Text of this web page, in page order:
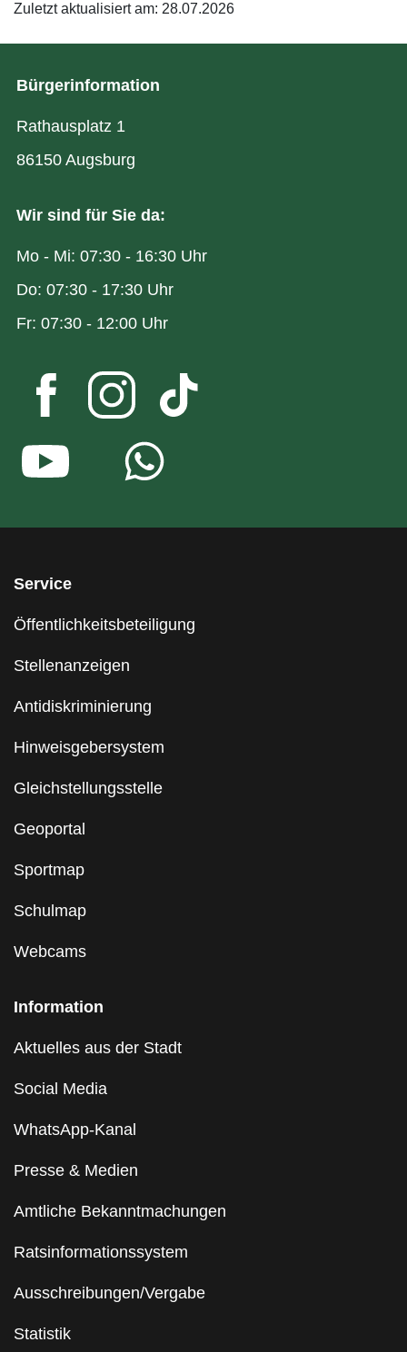
Zuletzt aktualisiert am: 28.07.2026
Service
Öffentlichkeitsbeteiligung
Stellenanzeigen
Antidiskriminierung
Hinweisgebersystem
Gleichstellungsstelle
Geoportal
Sportmap
Schulmap
Webcams
Information
Aktuelles aus der Stadt
Social Media
WhatsApp-Kanal
Presse & Medien
Amtliche Bekanntmachungen
Ratsinformationssystem
Ausschreibungen/Vergabe
Statistik
Bürgerinformation
Rathausplatz 1
86150 Augsburg
Wir sind für Sie da:
Mo - Mi: 07:30 - 16:30 Uhr
Do: 07:30 - 17:30 Uhr
Fr: 07:30 - 12:00 Uhr